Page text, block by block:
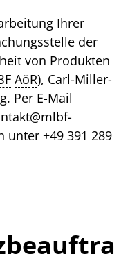
Ihrer
der
von Produkten
AöR), Carl-Miller-
Per E-Mail
unter +49 391 289